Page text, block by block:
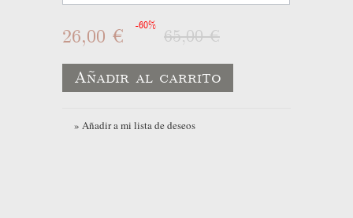
26,00 € -60%
65,00 €
Añadir al carrito
» Añadir a mi lista de deseos